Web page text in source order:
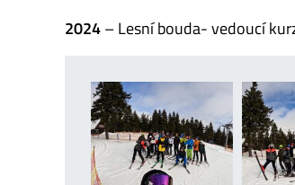
2024– Lesní bouda- vedoucí